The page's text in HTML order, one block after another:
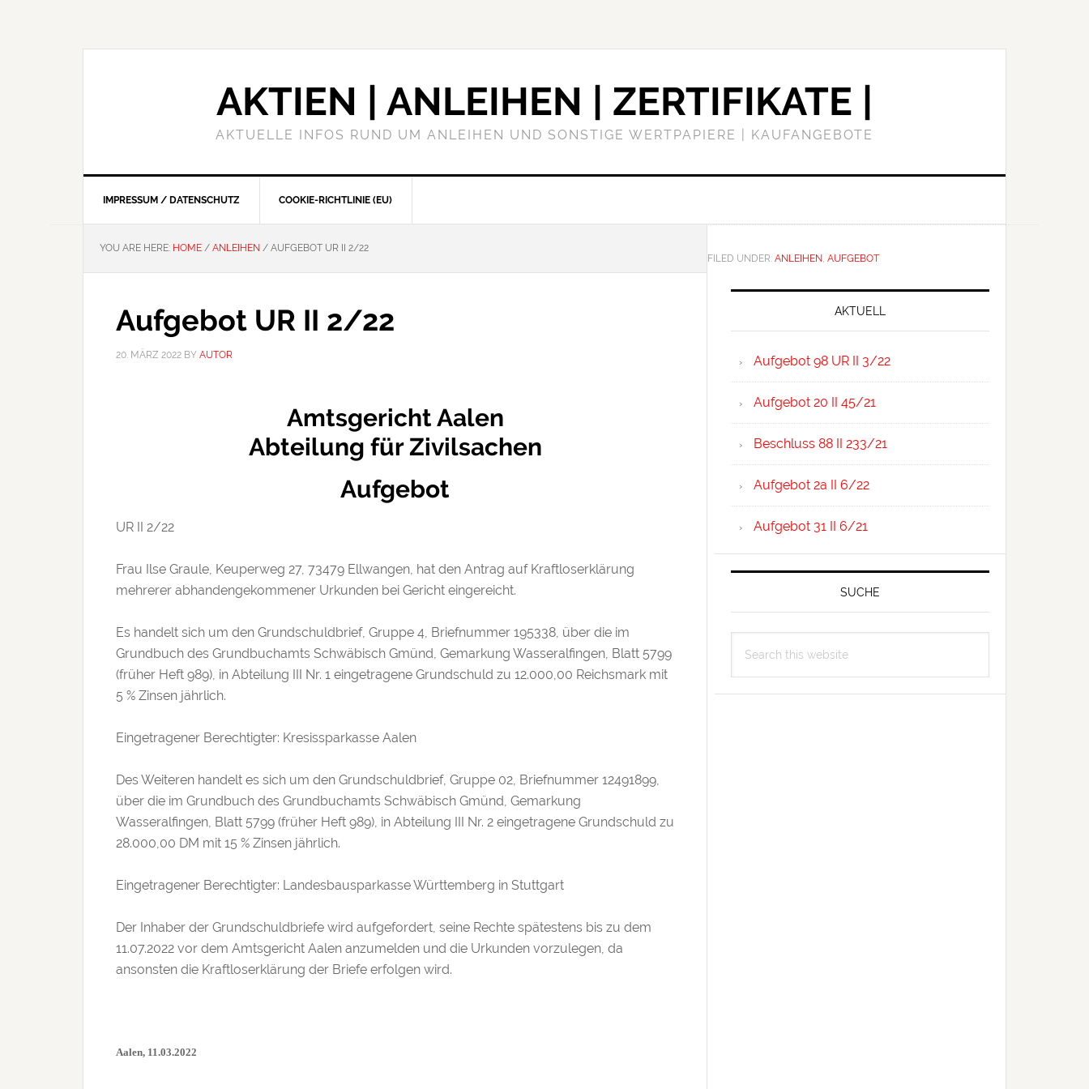
AKTIEN | ANLEIHEN | ZERTIFIKATE |
AKTUELLE INFOS RUND UM ANLEIHEN UND SONSTIGE WERTPAPIERE | KAUFANGEBOTE
IMPRESSUM / DATENSCHUTZ COOKIE-RICHTLINIE (EU)
YOU ARE HERE: HOME / ANLEIHEN / AUFGEBOT UR II 2/22
Aufgebot UR II 2/22
20. MÄRZ 2022 BY AUTOR
Amtsgericht Aalen
Abteilung für Zivilsachen
Aufgebot
UR II 2/​22
Frau Ilse Graule, Keuperweg 27, 73479 Ellwangen, hat den Antrag auf Kraftloserklärung
mehrerer abhandengekommener Urkunden bei Gericht eingereicht.
Es handelt sich um den Grundschuldbrief, Gruppe 4, Briefnummer 195338, über die im
Grundbuch des Grundbuchamts Schwäbisch Gmünd, Gemarkung Wasseralfingen, Blatt 5799
(früher Heft 989), in Abteilung III Nr. 1 eingetragene Grundschuld zu 12.000,00 Reichsmark mit
5 % Zinsen jährlich.
Eingetragener Berechtigter: Kresissparkasse Aalen
Des Weiteren handelt es sich um den Grundschuldbrief, Gruppe 02, Briefnummer 12491899,
über die im Grundbuch des Grundbuchamts Schwäbisch Gmünd, Gemarkung
Wasseralfingen, Blatt 5799 (früher Heft 989), in Abteilung III Nr. 2 eingetragene Grundschuld zu
28.000,00 DM mit 15 % Zinsen jährlich.
Eingetragener Berechtigter: Landesbausparkasse Württemberg in Stuttgart
Der Inhaber der Grundschuldbriefe wird aufgefordert, seine Rechte spätestens bis zu dem
11.07.2022 vor dem Amtsgericht Aalen anzumelden und die Urkunden vorzulegen, da
ansonsten die Kraftloserklärung der Briefe erfolgen wird.
Aalen, 11.03.2022
FILED UNDER: ANLEIHEN, AUFGEBOT
Primary
AKTUELL
Aufgebot 98 UR II 3/22
Aufgebot 20 II 45/21
Beschluss 88 II 233/21
Aufgebot 2a II 6/22
Aufgebot 31 II 6/21
SUCHE
this